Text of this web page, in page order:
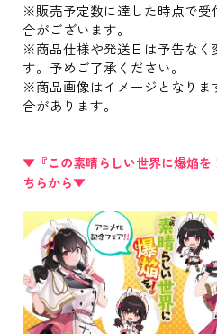
※販売予定数に達した時点で受
合がございます。
※商品仕様や発送日は予告なく
す。予めご了承ください。
※商品画像はイメージとなりま
合があります。
▼『この素晴らしい世界に爆焔を
ちらから▼